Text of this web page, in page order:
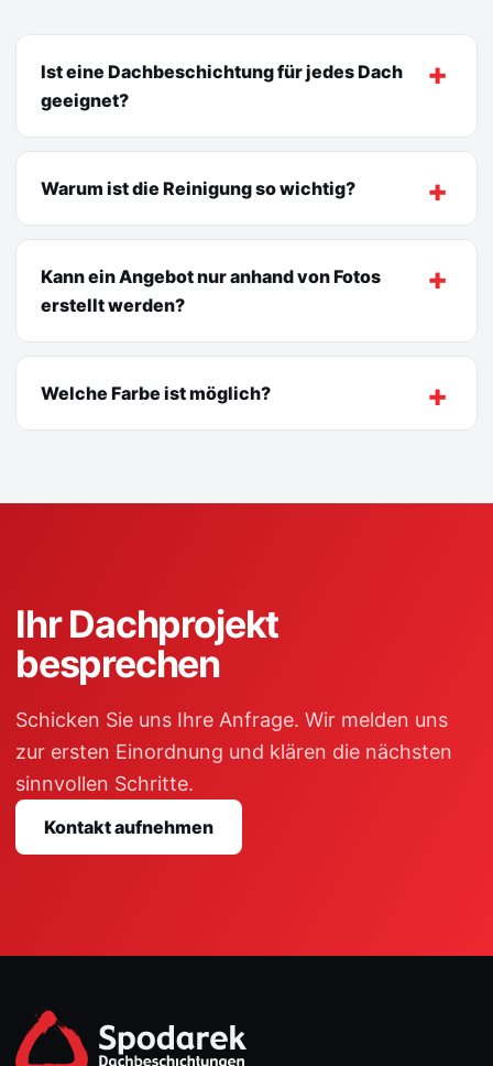
Ist eine Dachbeschichtung für jedes Dach
geeignet?
Warum ist die Reinigung so wichtig?
Kann ein Angebot nur anhand von Fotos
erstellt werden?
Welche Farbe ist möglich?
Ihr Dachprojekt
besprechen
Schicken Sie uns Ihre Anfrage. Wir melden uns
zur ersten Einordnung und klären die nächsten
sinnvollen Schritte.
Kontakt aufnehmen